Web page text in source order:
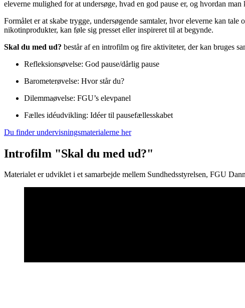
eleverne mulighed for at undersøge, hvad en god pause er, og hvordan
Formålet er at skabe trygge, undersøgende samtaler, hvor eleverne kan
nikotinprodukter, kan føle sig presset eller inspireret til at begynde.
Skal du med ud? består af en introfilm og fire aktiviteter, der kan bruges
Refleksionsøvelse: God pause/dårlig pause
Barometerøvelse: Hvor står du?
Dilemmaøvelse: FGU’s elevpanel
Fælles idéudvikling: Idéer til pausefællesskabet
Du finder undervisningsmaterialerne her
Introfilm "Skal du med ud?"
Materialet er udviklet i et samarbejde mellem Sundhedsstyrelsen, FGU